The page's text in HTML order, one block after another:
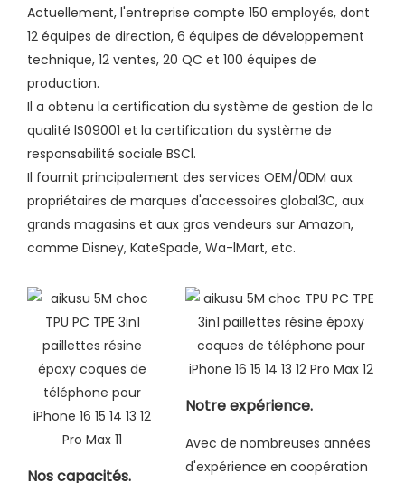
Actuellement, l'entreprise compte 150 employés, dont
12 équipes de direction, 6 équipes de développement
technique, 12 ventes, 20 QC et 100 équipes de
production.
Il a obtenu la certification du système de gestion de la
qualité lS09001 et la certification du système de
responsabilité sociale BSCl.
Il fournit principalement des services OEM/0DM aux
propriétaires de marques d'accessoires global3C, aux
grands magasins et aux gros vendeurs sur Amazon,
comme Disney, KateSpade, Wa-lMart, etc.
Nos capacités.
Notre expérience.
Avec de nombreuses années
d'expérience en coopération